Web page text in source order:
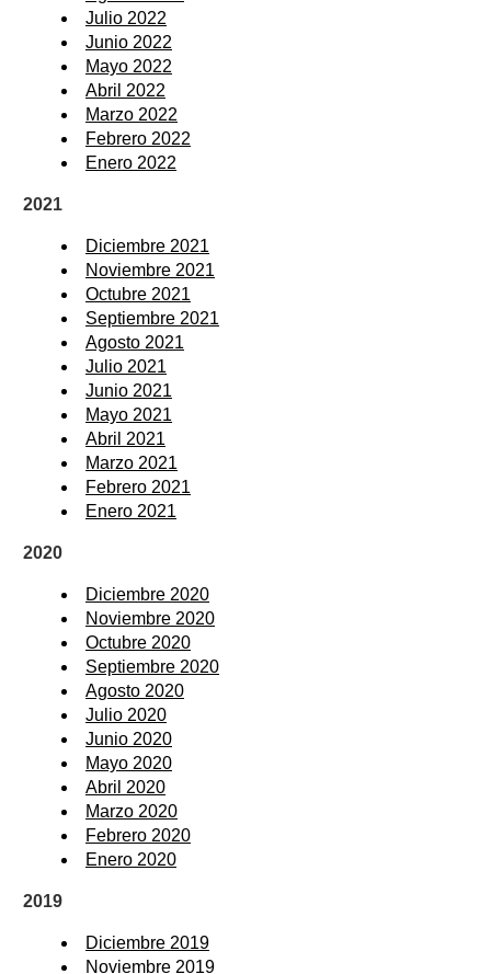
Julio 2022
Junio 2022
Mayo 2022
Abril 2022
Marzo 2022
Febrero 2022
Enero 2022
2021
Diciembre 2021
Noviembre 2021
Octubre 2021
Septiembre 2021
Agosto 2021
Julio 2021
Junio 2021
Mayo 2021
Abril 2021
Marzo 2021
Febrero 2021
Enero 2021
2020
Diciembre 2020
Noviembre 2020
Octubre 2020
Septiembre 2020
Agosto 2020
Julio 2020
Junio 2020
Mayo 2020
Abril 2020
Marzo 2020
Febrero 2020
Enero 2020
2019
Diciembre 2019
Noviembre 2019